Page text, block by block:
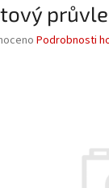
Podrobnosti